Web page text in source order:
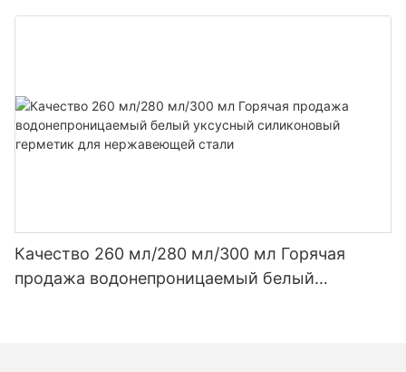
желобов уксусный силиконовый герметик
Качество 260 мл/280 мл/300 мл Горячая
продажа водонепроницаемый белый